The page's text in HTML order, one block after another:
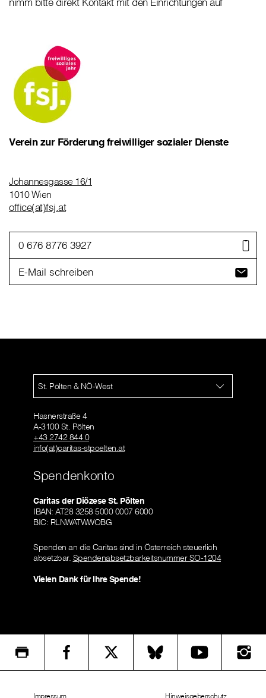
Verein zur Förderung freiwilliger sozialer Dienste
Johannesgasse 16/1
1010 Wien
office(at)fsj.at
0 676 8776 3927
E-Mail schreiben
St. Pölten & NÖ-West
Hasnerstraße 4
A-3100 St. Pölten
+43 2742 844 0
info(at)caritas-stpoelten.at
Spendenkonto
Caritas der Diözese St. Pölten
IBAN: AT28 3258 5000 0007 6000
BIC: RLNWATWWOBG
Spenden an die Caritas sind in Österreich steuerlich
absetzbar. Spendenabsetzbarkeitsnummer SO-1204
Vielen Dank für Ihre Spende!
Impressum Hinweisgeberschutz